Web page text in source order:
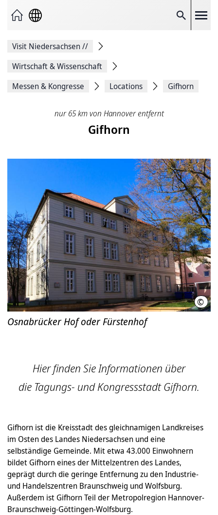
Suche
Facebook
teilen
Seitenlink
Visit Niedersachsen//
Wirtschaft & Wissenschaft
Messen & Kongresse
Locations Gifhorn
nur 65 km von Hannover entfernt
Gifhorn
©
Osnabrücker Hof oder Fürstenhof
Hier finden Sie Informationen über
die Tagungs- und Kongressstadt Gifhorn.
Gifhorn ist die Kreisstadt des gleichnamigen Landkreises
im Osten des Landes Niedersachsen und eine
selbständige Gemeinde. Mit etwa 43.000 Einwohnern
bildet Gifhorn eines der Mittelzentren des Landes,
geprägt durch die geringe Entfernung zu den Industrie-
und Handelszentren Braunschweig und Wolfsburg.
Außerdem ist Gifhorn Teil der Metropolregion Hannover-
Braunschweig-Göttingen-Wolfsburg.